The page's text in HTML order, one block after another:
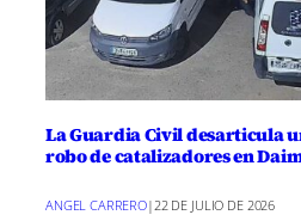
La Guardia Civil desarticula
robo de catalizadores en
ANGEL CARRERO|22 DE JULIO DE 2026